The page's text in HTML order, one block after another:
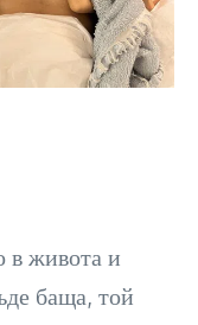
в живота и
баща, той